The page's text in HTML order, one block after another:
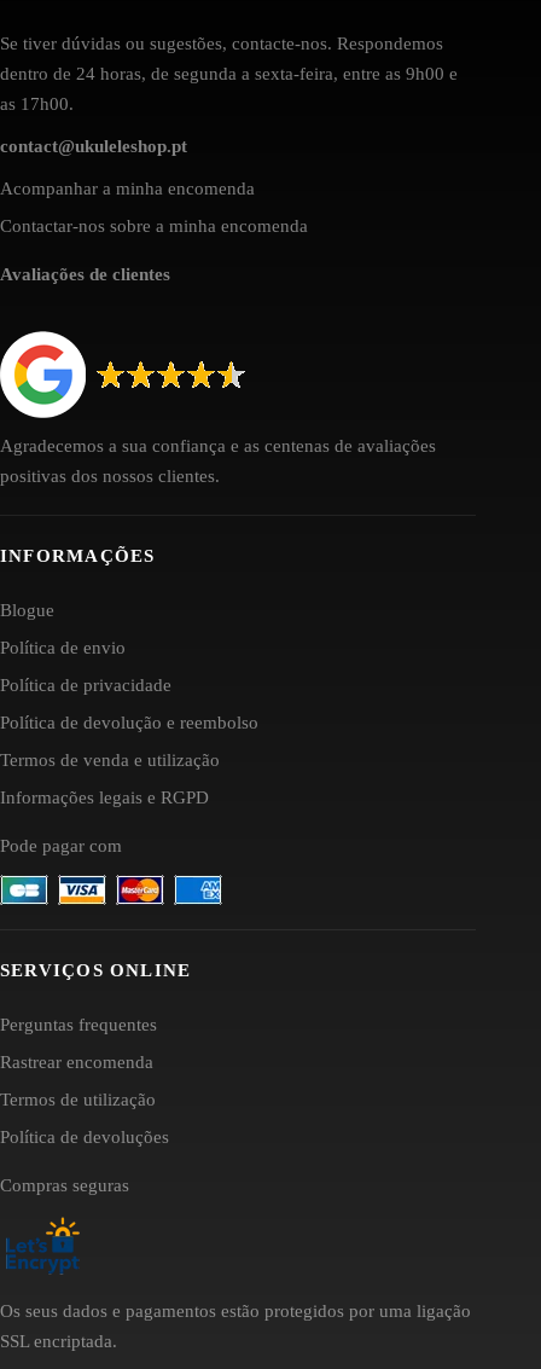
Se tiver dúvidas ou sugestões, contacte-nos. Respondemos
dentro de 24 horas, de segunda a sexta-feira, entre as 9h00 e
as 17h00.
contact@ukuleleshop.pt
Acompanhar a minha encomenda
Contactar-nos sobre a minha encomenda
Avaliações de clientes
Agradecemos a sua confiança e as centenas de avaliações
positivas dos nossos clientes.
INFORMAÇÕES
Blogue
Política de envio
Política de privacidade
Política de devolução e reembolso
Termos de venda e utilização
Informações legais e RGPD
Pode pagar com
SERVIÇOS ONLINE
Perguntas frequentes
Rastrear encomenda
Termos de utilização
Política de devoluções
Compras seguras
Os seus dados e pagamentos estão protegidos por uma ligação
SSL encriptada.